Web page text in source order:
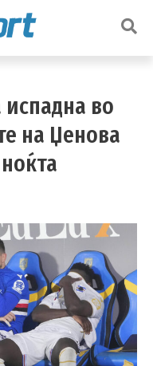
во
на Џенова